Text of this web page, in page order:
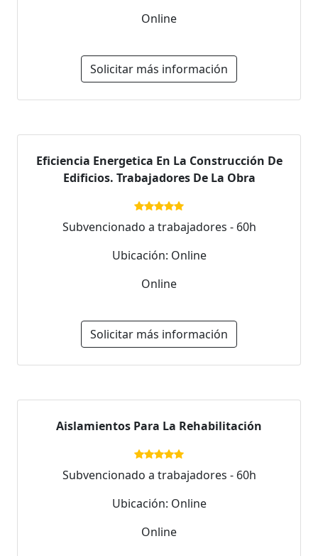
Online
Solicitar más información
Eficiencia Energetica En La Construcción De
Edificios. Trabajadores De La Obra
Subvencionado a trabajadores - 60h
Ubicación: Online
Online
Solicitar más información
Aislamientos Para La Rehabilitación
Subvencionado a trabajadores - 60h
Ubicación: Online
Online